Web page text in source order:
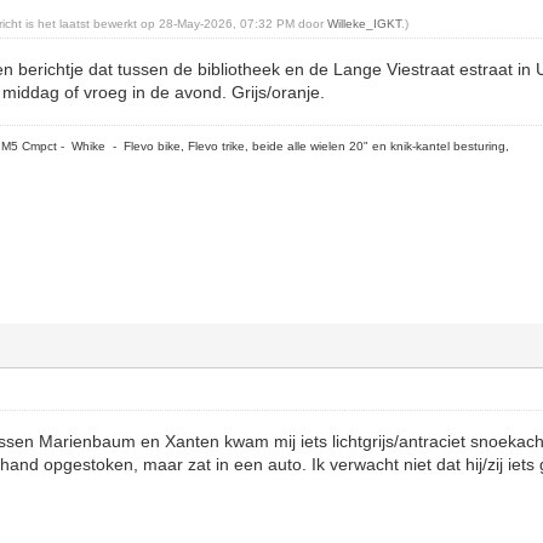
is het laatst bewerkt op 28-May-2026, 07:32 PM doorWilleke_IGKT.)
berichtje dat tussen de bibliotheek en de Lange Viestraat estraat in
of vroeg in de avond. Grijs/oranje.
Cmpct - Whike - Flevo bike, Flevo trike, beide alle wielen 20" en knik-kantel besturing,
Marienbaum en Xanten kwam mij iets lichtgrijs/antraciet
opgestoken, maar zat in een auto. Ik verwacht niet dat hij/zij iets